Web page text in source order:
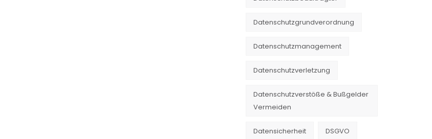
Datenschutzgrundverordnung
Datenschutzmanagement
Datenschutzverletzung
Datenschutzverstöße & Bußgelder
Vermeiden
Datensicherheit DSGVO